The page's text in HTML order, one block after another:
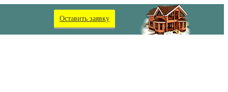
Оставить заявку